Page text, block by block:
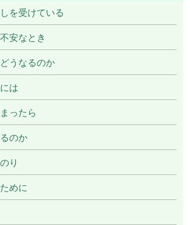
を受けている
安なとき
うなるのか
は
ったら
のか
り
めに